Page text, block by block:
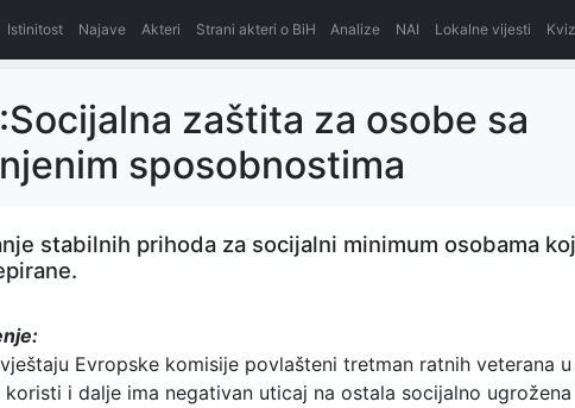
Istinitost Najave Akteri Strani akteri o BiH Analize NAI Lokalne vijesti Kviz
zaštita za osobe sa
sposobnostima
stabilnih prihoda za socijalni minimum osobama
Evropske komisije povlašteni tretman ratnih veterana u
koristi i dalje ima negativan uticaj na ostala socijalno